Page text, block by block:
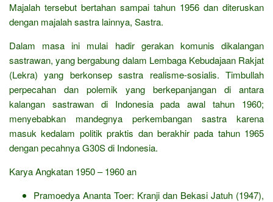
Majalah tersebut bertahan sampai tahun 1956 dan diteruskan
dengan majalah sastra lainnya, Sastra.
Dalam masa ini mulai hadir gerakan komunis dikalangan
sastrawan, yang bergabung dalam Lembaga Kebudajaan Rakjat
(Lekra) yang berkonsep sastra realisme-sosialis. Timbullah
perpecahan dan polemik yang berkepanjangan di antara
kalangan sastrawan di Indonesia pada awal tahun 1960;
menyebabkan mandegnya perkembangan sastra karena
masuk kedalam politik praktis dan berakhir pada tahun 1965
dengan pecahnya G30S di Indonesia.
Karya Angkatan 1950 – 1960 an
Pramoedya Ananta Toer: Kranji dan Bekasi Jatuh (1947),